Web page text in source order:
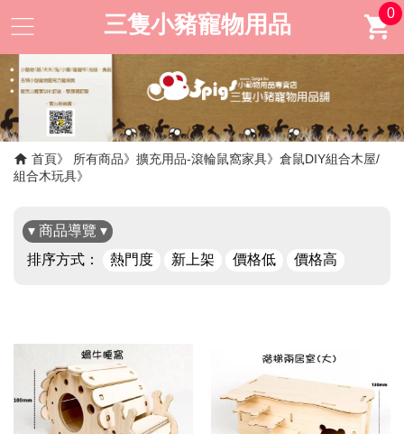
三隻小豬寵物用品 0
首頁 所有商品 擴充用品-滾輪鼠窩家具
倉鼠DIY組合木屋/
組合木玩具
▾ 商品導覽 ▾
排序方式：
熱門度 新上架 價格低 價格高